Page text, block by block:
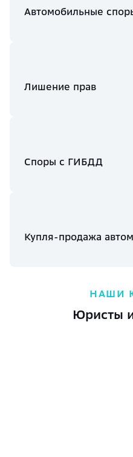
Автомобильные
Лишение прав
Споры с ГИБДД
Купля-продажа
НАШИ
Юристы